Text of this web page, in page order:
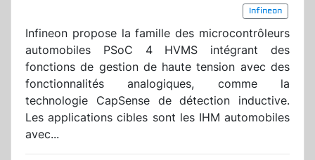
Infineon
Infineon propose la famille des microcontrôleurs
automobiles PSoC 4 HVMS intégrant des
fonctions de gestion de haute tension avec des
fonctionnalités analogiques, comme la
technologie CapSense de détection inductive.
Les applications cibles sont les IHM automobiles
avec...